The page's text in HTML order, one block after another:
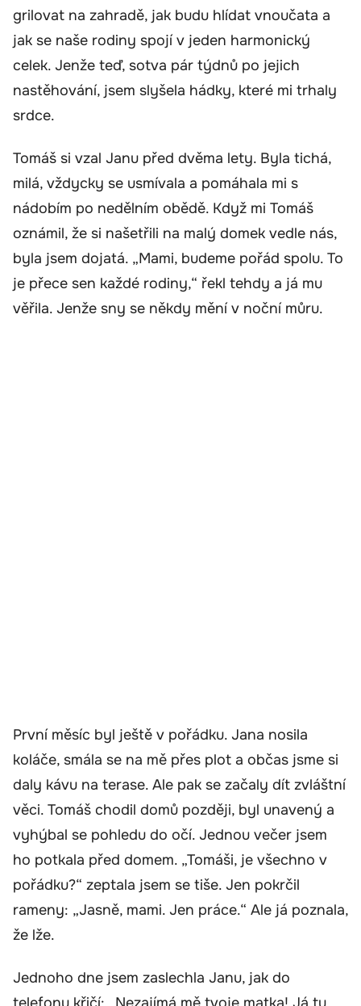
grilovat na zahradě, jak budu hlídat vnoučata a
jak se naše rodiny spojí v jeden harmonický
celek. Jenže teď, sotva pár týdnů po jejich
nastěhování, jsem slyšela hádky, které mi trhaly
srdce.
Tomáš si vzal Janu před dvěma lety. Byla tichá,
milá, vždycky se usmívala a pomáhala mi s
nádobím po nedělním obědě. Když mi Tomáš
oznámil, že si našetřili na malý domek vedle nás,
byla jsem dojatá. „Mami, budeme pořád spolu. To
je přece sen každé rodiny,“ řekl tehdy a já mu
věřila. Jenže sny se někdy mění v noční můru.
První měsíc byl ještě v pořádku. Jana nosila
koláče, smála se na mě přes plot a občas jsme si
daly kávu na terase. Ale pak se začaly dít zvláštní
věci. Tomáš chodil domů později, byl unavený a
vyhýbal se pohledu do očí. Jednou večer jsem
ho potkala před domem. „Tomáši, je všechno v
pořádku?“ zeptala jsem se tiše. Jen pokrčil
rameny: „Jasně, mami. Jen práce.“ Ale já poznala,
že lže.
Jednoho dne jsem zaslechla Janu, jak do